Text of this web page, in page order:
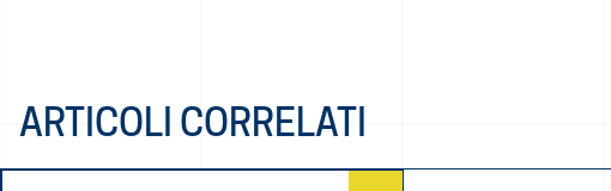
ARTICOLI CORRELATI